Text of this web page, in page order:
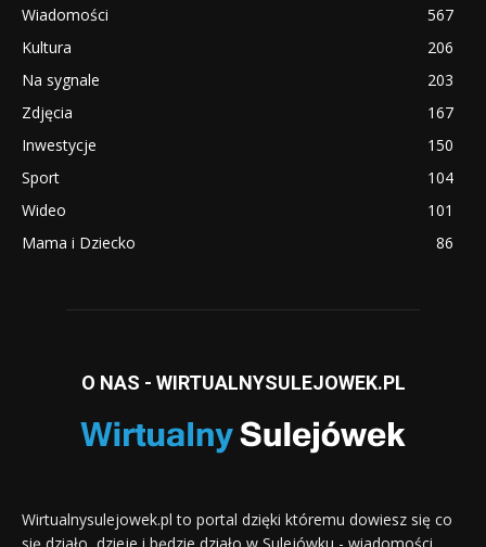
Wiadomości
567
Kultura
206
Na sygnale
203
Zdjęcia
167
Inwestycje
150
Sport
104
Wideo
101
Mama i Dziecko
86
O NAS - WIRTUALNYSULEJOWEK.PL
Wirtualnysulejowek.pl to portal dzięki któremu dowiesz się co
się działo, dzieje i będzie działo w Sulejówku - wiadomości